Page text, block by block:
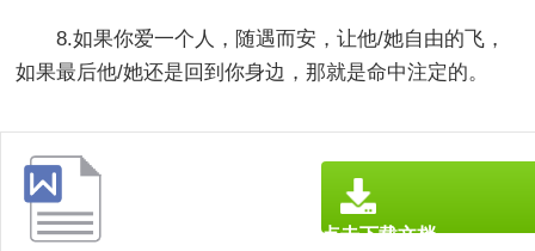
8.如果你爱一个人，随遇而安，让他/她自由的飞，
如果最后他/她还是回到你身边，那就是命中注定的。
点击下载文档